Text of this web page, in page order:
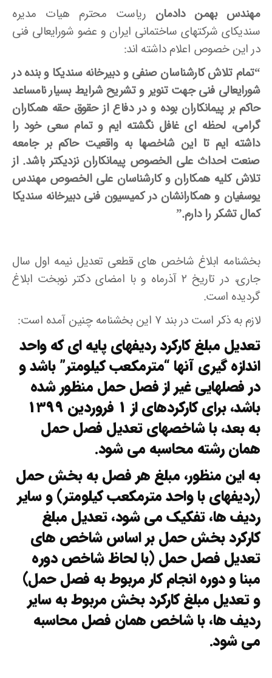
مهندس بهمن دادمان ریاست محترم هیات مدیره
سندیکای شرکتهای ساختمانی ایران و عضو شورایعالی فنی
در این خصوص اعلام داشته اند:
“تمام تلاش کارشناسان صنفی و دبیرخانه سندیکا و بنده در
شورایعالی فنی جهت تنویر و تشریح شرایط بسیار نامساعد
حاکم بر پیمانکاران بوده و در دفاع از حقوق حقه همکاران
گرامی، لحظه ای غافل نگشته ایم و تمام سعی خود را
داشته ایم تا این شاخصها به واقعیت حاکم بر جامعه
صنعت احداث علی الخصوص پیمانکاران نزدیکتر باشد. از
تلاش کلیه همکاران و کارشناسان علی الخصوص مهندس
یوسفیان و همکارانشان در کمیسیون فنی دبیرخانه سندیکا
کمال تشکر را دارم.”
بخشنامه ابلاغ شاخص های قطعی تعدیل نیمه اول سال
جاری، در تاریخ ۲ آذرماه و با امضای دکتر نوبخت ابلاغ
گردیده است.
لازم به ذکر است در بند ۷ این بخشنامه چنین آمده است:
تعدیل مبلغ کارکرد ردیفهای پایه ای که واحد
اندازه گیری آنها “مترمکعب کیلومتر” باشد و
در فصلهایی غیر از فصل حمل منظور شده
باشد، برای کارکردهای از ۱ فروردین ۱۳۹۹
به بعد، با شاخصهای تعدیل فصل حمل
همان رشته محاسبه می شود.
به این منظور، مبلغ هر فصل به بخش حمل
(ردیفهای با واحد مترمکعب کیلومتر) و سایر
ردیف ها، تفکیک می شود، تعدیل مبلغ
کارکرد بخش حمل بر اساس شاخص های
تعدیل فصل حمل (با لحاظ شاخص دوره
مبنا و دوره انجام کار مربوط به فصل حمل)
و تعدیل مبلغ کارکرد بخش مربوط به سایر
ردیف ها، با شاخص همان فصل محاسبه
می شود.